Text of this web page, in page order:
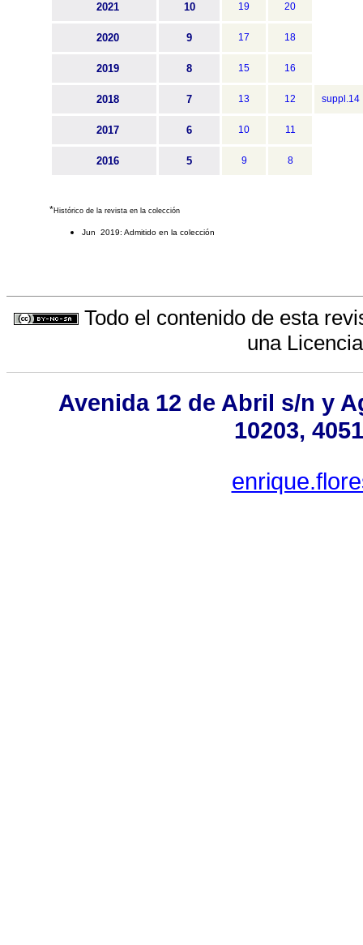
2021 10 19 20
2020 9 17 18
2019 8 15 16
2018 7 13 12 suppl.14
2017 6 10 11
2016 5 9 8
*Histórico de la revista en la colección
Jun 2019: Admitido en la colección
Todo el contenido de esta
una
Avenida 12 de Abril s/n y
10203,